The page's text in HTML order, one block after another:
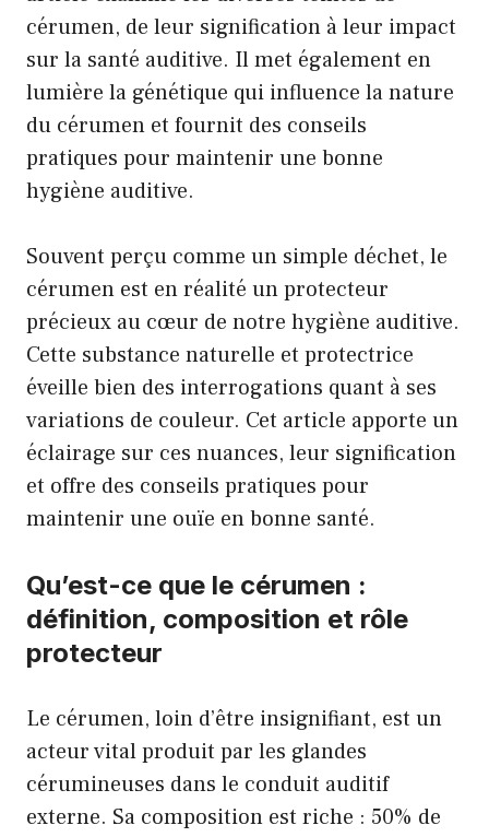
cérumen, de leur signification à leur impact
sur la santé auditive. Il met également en
lumière la génétique qui influence la nature
du cérumen et fournit des conseils
pratiques pour maintenir une bonne
hygiène auditive.
Souvent perçu comme un simple déchet, le
cérumen est en réalité un protecteur
précieux au cœur de notre hygiène auditive.
Cette substance naturelle et protectrice
éveille bien des interrogations quant à ses
variations de couleur. Cet article apporte un
éclairage sur ces nuances, leur signification
et offre des conseils pratiques pour
maintenir une ouïe en bonne santé.
Qu’est-ce que le cérumen :
définition, composition et rôle
protecteur
Le cérumen, loin d’être insignifiant, est un
acteur vital produit par les glandes
cérumineuses dans le conduit auditif
externe. Sa composition est riche : 50% de